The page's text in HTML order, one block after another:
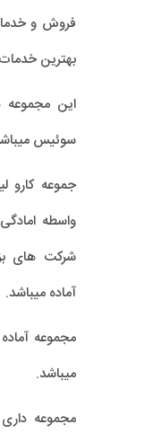
فروش و
بهترين
اين مجموعه
سوئيس
جموعه کارو
واسطه
شرکت های
آماده میباشد.
مجموعه
میباشد.
مجموعه